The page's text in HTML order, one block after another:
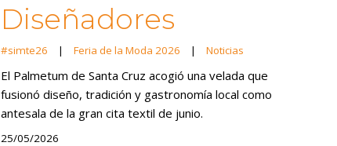
Diseñadores
#simte26 | Feria de la Moda 2026 | Noticias
El Palmetum de Santa Cruz acogió una velada que
fusionó diseño, tradición y gastronomía local como
antesala de la gran cita textil de junio.
25/05/2026